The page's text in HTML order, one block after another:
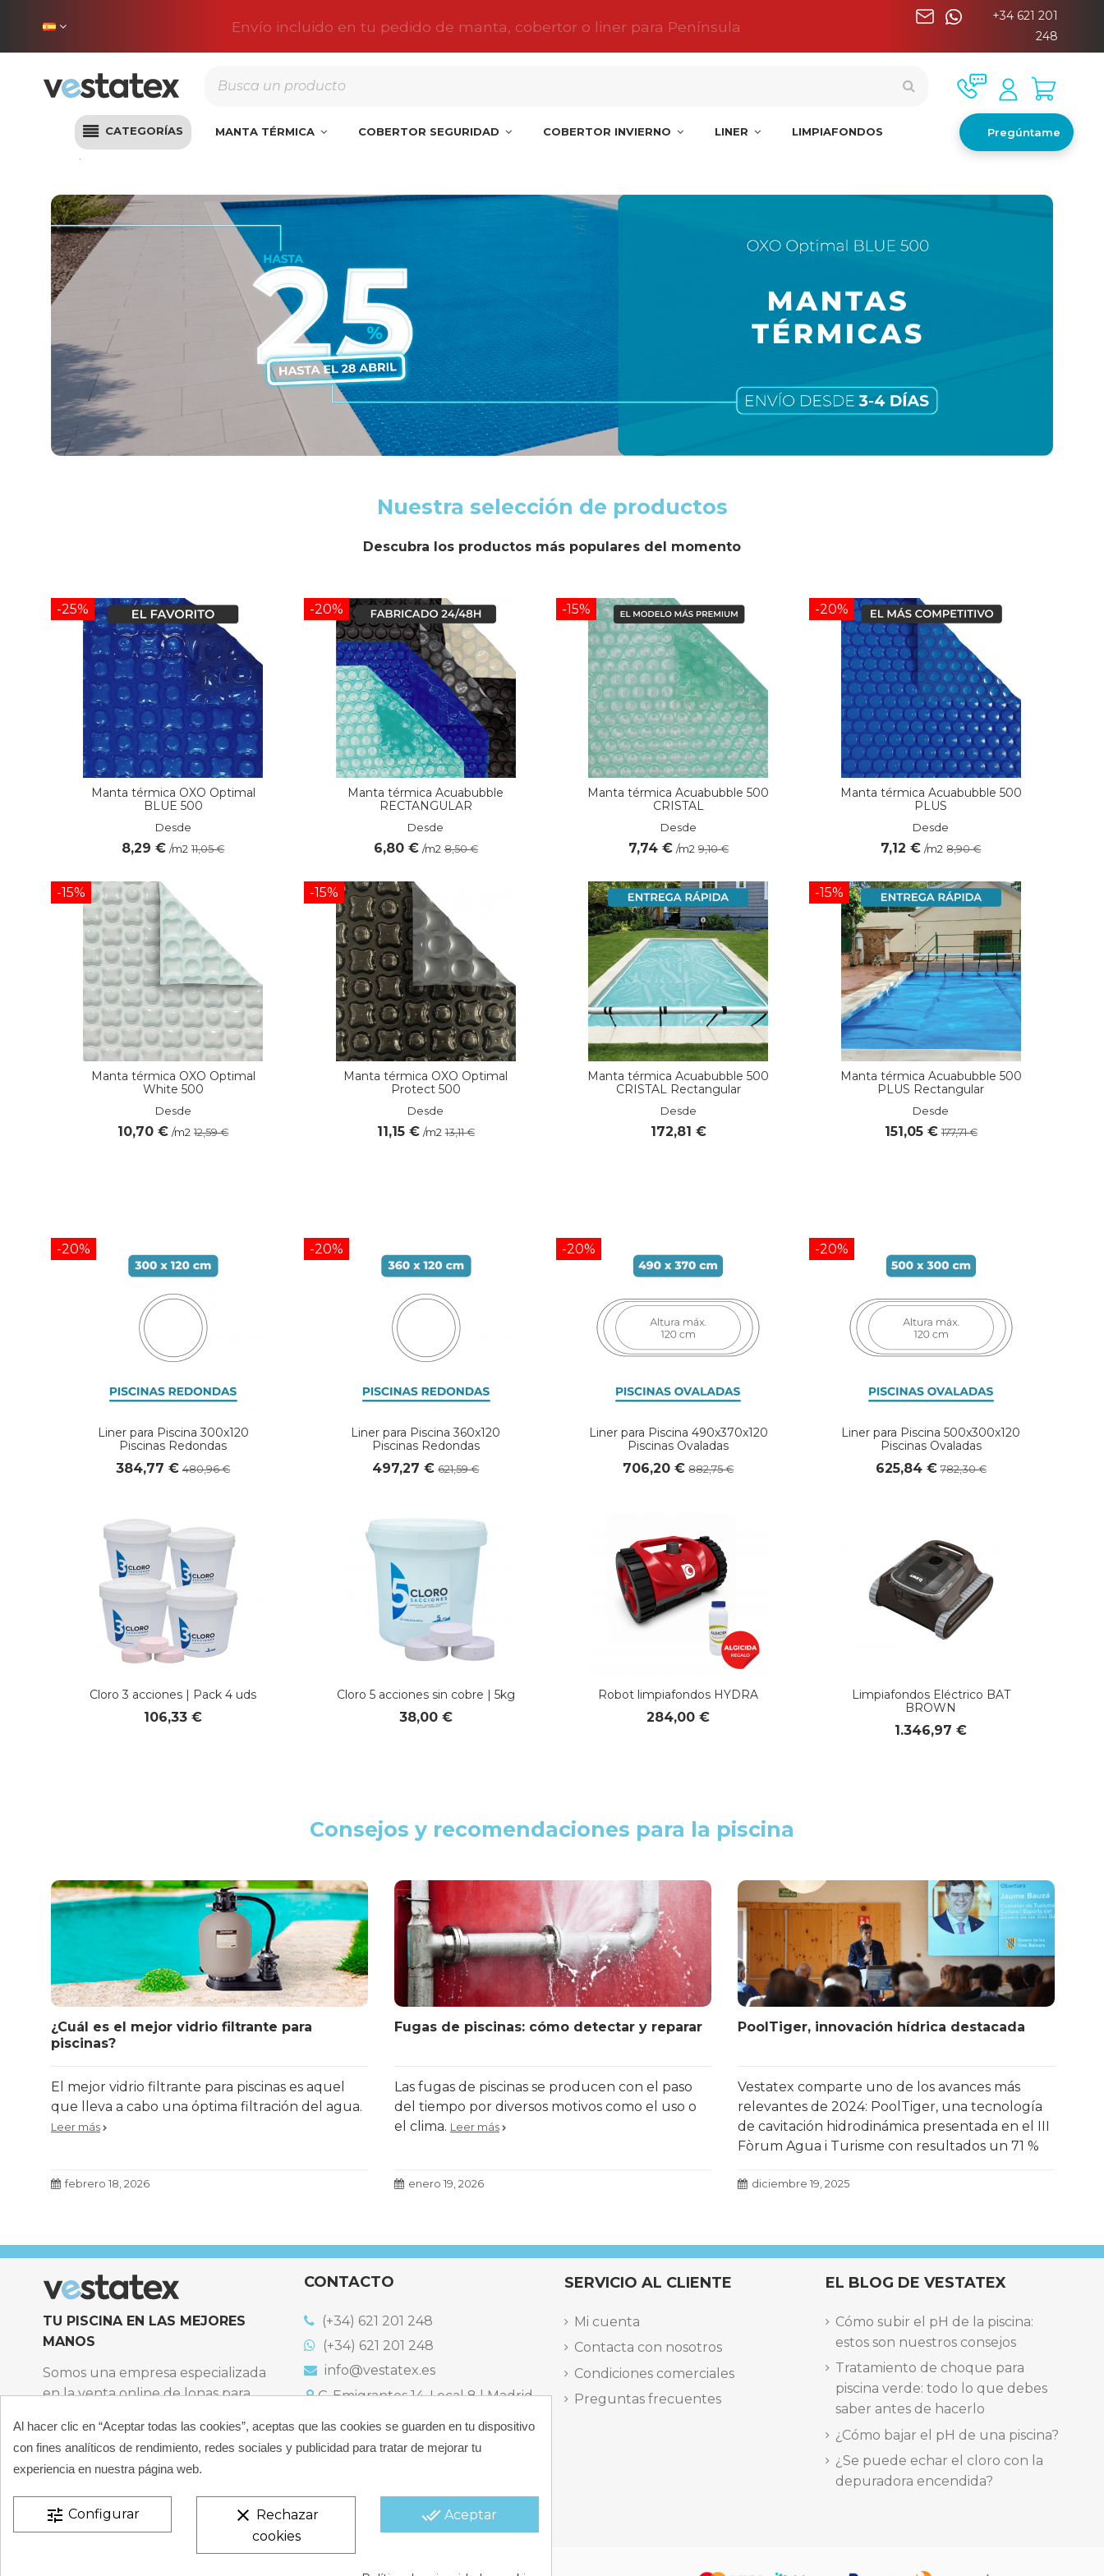
Envío incluido en tu pedido de manta, cobertor o liner para Península
+34 621 201
248
CATEGORÍAS MANTA TÉRMICA COBERTOR SEGURIDAD COBERTOR INVIERNO LINER LIMPIAFONDOS Pregúntame
Ofertas Vestatex
Nuestra selección de productos
Descubra los productos más populares del momento
-25%
Manta térmica OXO Optimal
BLUE 500
Desde
8,29 € /m2 11,05 €
-20%
Manta térmica Acuabubble
RECTANGULAR
Desde
6,80 € /m2 8,50 €
-15%
Manta térmica Acuabubble 500
CRISTAL
Desde
7,74 € /m2 9,10 €
-20%
Manta térmica Acuabubble 500
PLUS
Desde
7,12 € /m2 8,90 €
-15%
Manta térmica OXO Optimal
White 500
Desde
10,70 € /m2 12,59 €
-15%
Manta térmica OXO Optimal
Protect 500
Desde
11,15 € /m2 13,11 €
Manta térmica Acuabubble 500
CRISTAL Rectangular
Desde
172,81 €
-15%
Manta térmica Acuabubble 500
PLUS Rectangular
Desde
151,05 € 177,71 €
-20%
Liner para Piscina 300x120
Piscinas Redondas
384,77 € 480,96 €
-20%
Liner para Piscina 360x120
Piscinas Redondas
497,27 € 621,59 €
-20%
Liner para Piscina 490x370x120
Piscinas Ovaladas
706,20 € 882,75 €
-20%
Liner para Piscina 500x300x120
Piscinas Ovaladas
625,84 € 782,30 €
Cloro 3 acciones | Pack 4 uds
106,33 €
Cloro 5 acciones sin cobre | 5kg
38,00 €
Robot limpiafondos HYDRA
284,00 €
Limpiafondos Eléctrico BAT
BROWN
1.346,97 €
Consejos y recomendaciones para la piscina
¿Cuál es el mejor vidrio filtrante para
piscinas?
El mejor vidrio filtrante para piscinas es aquel
que lleva a cabo una óptima filtración del agua.
Leer más
febrero 18, 2026
Fugas de piscinas: cómo detectar y reparar
Las fugas de piscinas se producen con el paso
del tiempo por diversos motivos como el uso o
el clima. Leer más
enero 19, 2026
PoolTiger, innovación hídrica destacada
Vestatex comparte uno de los avances más
relevantes de 2024: PoolTiger, una tecnología
de cavitación hidrodinámica presentada en el III
Fòrum Agua i Turisme con resultados un 71 %
diciembre 19, 2025
TU PISCINA EN LAS MEJORES
MANOS
Somos una empresa especializada
en la venta online de lonas para
climatización, limpieza y
desinfección para piscinas privadas
particulares.
CONÓCENOS
CONTACTO
(+34) 621 201 248
(+34) 621 201 248
info@vestatex.es
C. Emigrantes 14, Local 8 | Madrid,
Bulevard dels Musics, 11 | Alicante,
España
SERVICIO AL CLIENTE
Mi cuenta
Contacta con nosotros
Condiciones comerciales
Preguntas frecuentes
EL BLOG DE VESTATEX
Cómo subir el pH de la piscina:
estos son nuestros consejos
Tratamiento de choque para
piscina verde: todo lo que debes
saber antes de hacerlo
¿Cómo bajar el pH de una piscina?
¿Se puede echar el cloro con la
depuradora encendida?
Términos y condiciones | Política de Cookies | Política
Al hacer clic en “Aceptar todas las cookies”, aceptas que las cookies se guarden en tu dispositivo
con fines analíticos de rendimiento, redes sociales y publicidad para tratar de mejorar tu
experiencia en nuestra página web.
done_all Aceptar
clear Rechazar
cookies
tune Configurar